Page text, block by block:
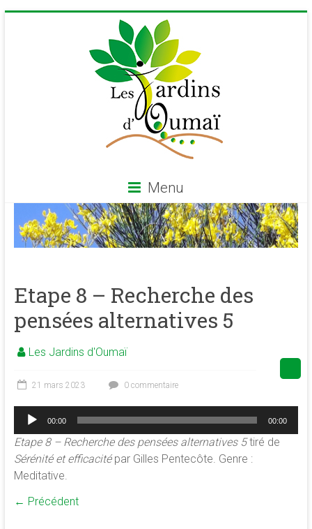
Les
Jardins
Site
d'épanouissement
de
conscience
développement
de
la
merveilleuse
association
<b/>sophrologie,
Menu
Etape 8 – Recherche des
pensées alternatives 5
Les Jardins d'Oumaï
21 mars 2023 0 commentaire
Lecteur
audio
00:00 00:00
Etape 8 – Recherche des pensées alternatives 5tiré de
Sérénité et efficacitépar Gilles Pentecôte. Genre :
Meditative.
← Précédent